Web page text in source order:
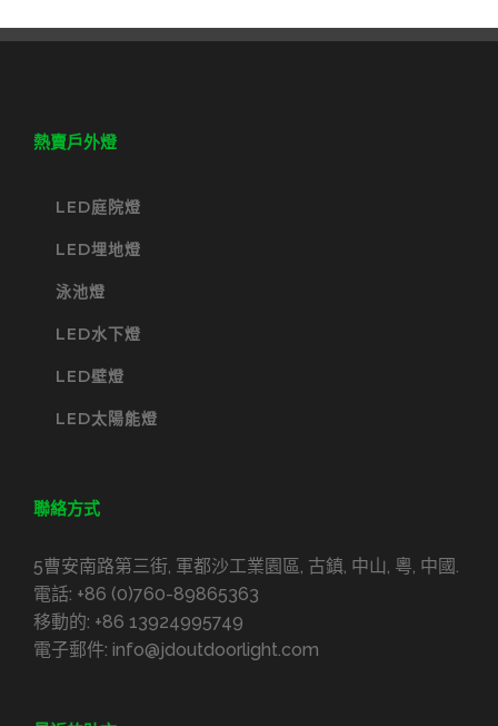
熱賣戶外燈
LED庭院燈
LED埋地燈
泳池燈
LED水下燈
LED壁燈
LED太陽能燈
聯絡方式
5曹安南路第三街, 軍都沙工業園區, 古鎮, 中山, 粵, 中國.
電話: +86 (0)760-89865363
移動的: +86 13924995749
電子郵件: info@jdoutdoorlight.com